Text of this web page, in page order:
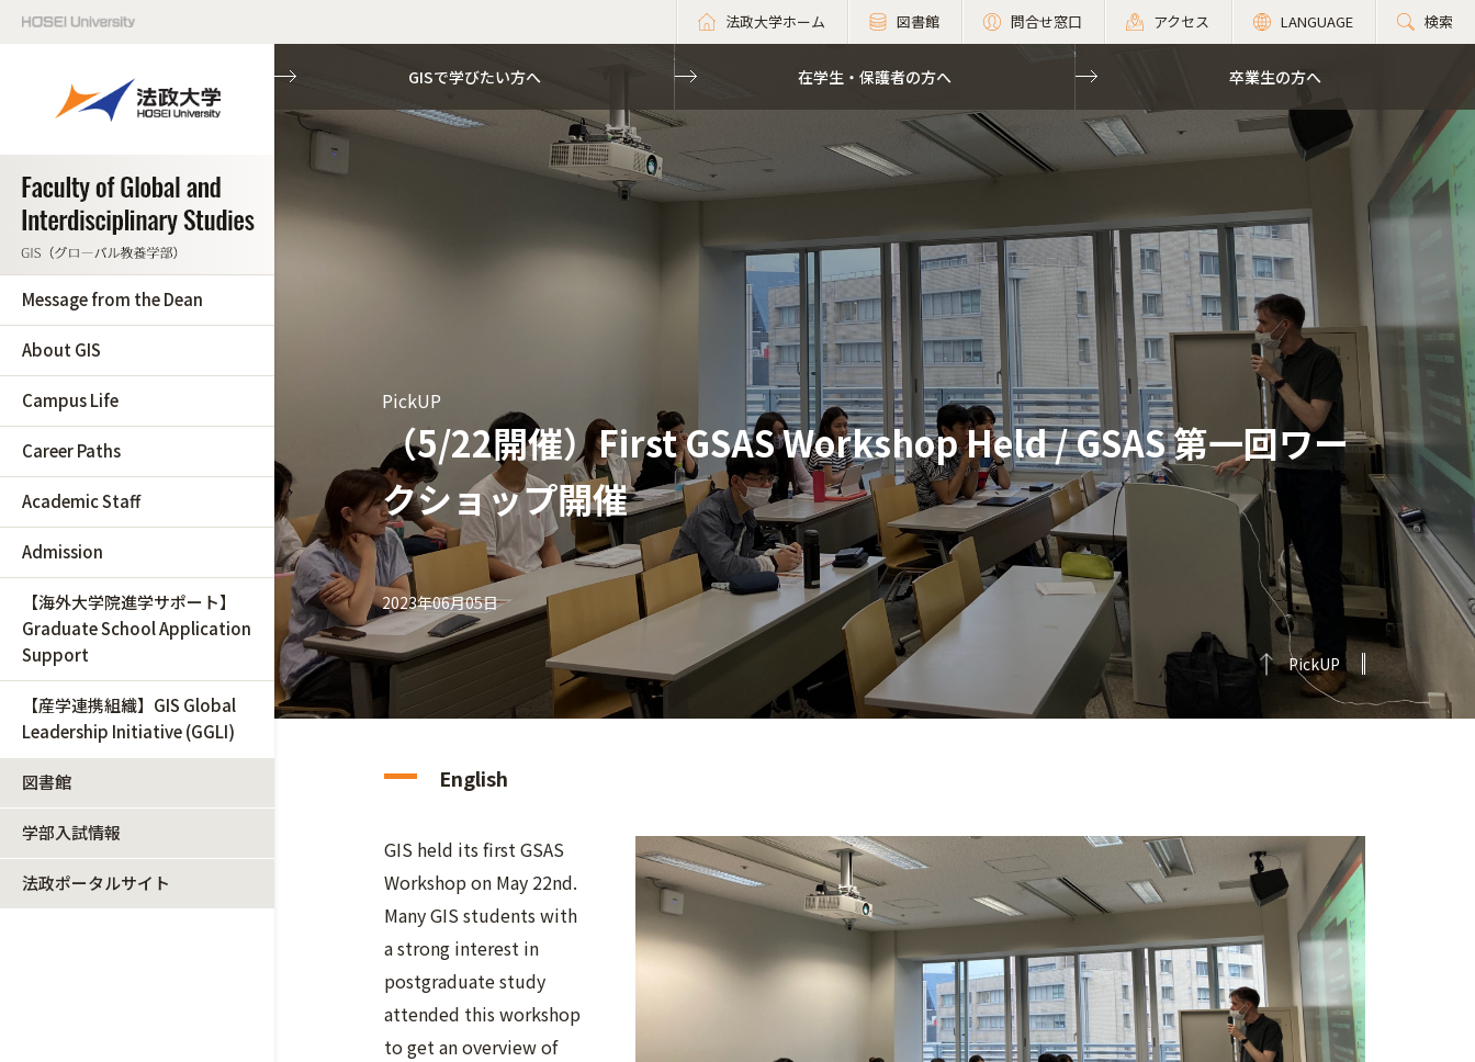
法政大学ホーム 図書館 問合せ窓口 アクセス LANGUAGE 検索
Message from the Dean
About GIS
Campus Life
Career Paths
Academic Staff
Admission
【海外大学院進学サポート】
Graduate School Application
Support
【産学連携組織】GIS Global
Leadership Initiative (GGLI)
図書館
学部入試情報
法政ポータルサイト
GISで学びたい方へ 在学生・保護者の方へ 卒業生の方へ
PickUP
（5/22開催）First GSAS Workshop Held / GSAS 第一回ワー
クショップ開催
2023年06月05日
PickUP
English
GIS held its first GSAS
Workshop on May 22nd.
Many GIS students with
a strong interest in
postgraduate study
attended this workshop
to get an overview of